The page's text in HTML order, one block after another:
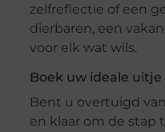
zelfreflectie of een
dierbaren, een
voor elk wat wils.
Boek uw ideale uitje
Bent u overtuigd
en klaar om de stap